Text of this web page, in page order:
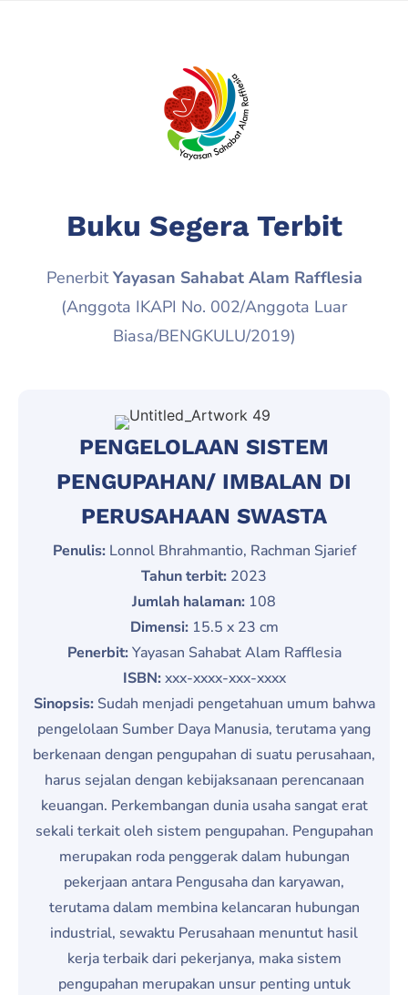
Buku Segera Terbit
PenerbitYayasan Sahabat Alam Rafflesia
(Anggota IKAPI No. 002/Anggota Luar
Biasa/BENGKULU/2019)
PENGELOLAAN SISTEM
PENGUPAHAN/ IMBALAN DI
PERUSAHAAN SWASTA
Penulis:Lonnol Bhrahmantio, Rachman Sjarief
Tahun terbit: 2023
Jumlah halaman: 108
Dimensi:15.5 x 23 cm
Penerbit:Yayasan Sahabat Alam Rafflesia
ISBN:xxx-xxxx-xxx-xxxx
Sinopsis: Sudah menjadi pengetahuan umum bahwa
pengelolaan Sumber Daya Manusia, terutama yang
berkenaan dengan pengupahan di suatu perusahaan,
harus sejalan dengan kebijaksanaan perencanaan
keuangan. Perkembangan dunia usaha sangat erat
sekali terkait oleh sistem pengupahan. Pengupahan
merupakan roda penggerak dalam hubungan
pekerjaan antara Pengusaha dan karyawan,
terutama dalam membina kelancaran hubungan
industrial, sewaktu Perusahaan menuntut hasil
kerja terbaik dari pekerjanya, maka sistem
pengupahan merupakan unsur penting untuk